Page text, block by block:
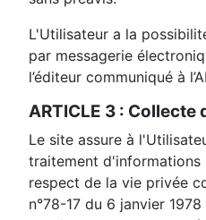
L'Utilisateur a la
par messagerie
l’éditeur communiqué à
ARTICLE 3 : Collecte
Le site assure à
traitement d'informations
respect de la vie privée
n°78-17 du 6 janvier